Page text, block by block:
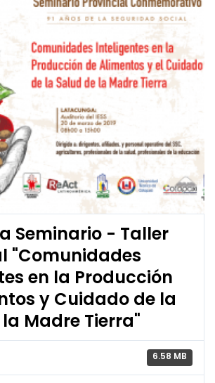
Seminario - Taller
"Comunidades
en la Producción
y Cuidado de la
Madre Tierra"
6.58 MB